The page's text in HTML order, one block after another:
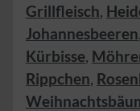
Grillfleisch,
Johannesbeeren,
Kürbisse,
Rippchen,